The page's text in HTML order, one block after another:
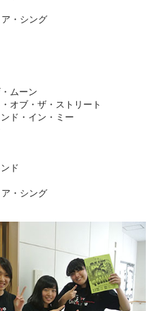
・シング
ムーン
オブ・ザ・ストリート
ド・イン・ミー
ド
・シング